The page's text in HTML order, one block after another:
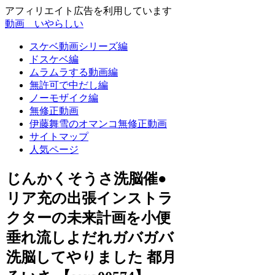
アフィリエイト広告を利用しています
動画 いやらしい
スケベ動画シリーズ編
ドスケベ編
ムラムラする動画編
無許可で中だし編
ノーモザイク編
無修正動画
伊藤舞雪のオマンコ無修正動画
サイトマップ
人気ページ
じんかくそうさ洗脳催●
リア充の出張インストラ
クターの未来計画を小便
垂れ流しよだれガバガバ
洗脳してやりました 都月